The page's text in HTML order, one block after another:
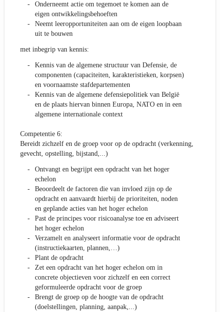
Onderneemt actie om tegemoet te komen aan de
eigen ontwikkelingsbehoeften
Neemt leeropportuniteiten aan om de eigen loopbaan
uit te bouwen
met inbegrip van kennis:
Kennis van de algemene structuur van Defensie, de
componenten (capaciteiten, karakteristieken, korpsen)
en voornaamste stafdepartementen
Kennis van de algemene defensiepolitiek van België
en de plaats hiervan binnen Europa, NATO en in een
algemene internationale context
Competentie 6:
Bereidt zichzelf en de groep voor op de opdracht (verkenning,
gevecht, opstelling, bijstand,...)
Ontvangt en begrijpt een opdracht van het hoger
echelon
Beoordeelt de factoren die van invloed zijn op de
opdracht en aanvaardt hierbij de prioriteiten, noden
en geplande acties van het hoger echelon
Past de principes voor risicoanalyse toe en adviseert
het hoger echelon
Verzamelt en analyseert informatie voor de opdracht
(instructiekaarten, plannen,…)
Plant de opdracht
Zet een opdracht van het hoger echelon om in
concrete objectieven voor zichzelf en een correct
geformuleerde opdracht voor de groep
Brengt de groep op de hoogte van de opdracht
(doelstellingen, planning, aanpak,...)